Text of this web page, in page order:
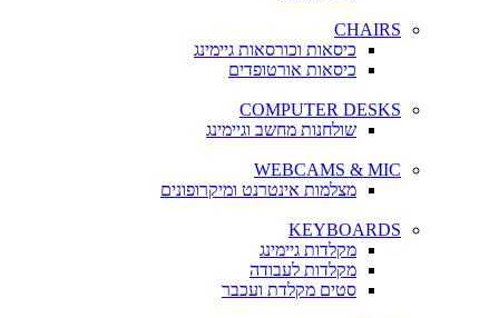
CHAIRS
כיסאות וכורסאות גיימינג
כיסאות אורטופדים
COMPUTER DESKS
שולחנות מחשב וגיימינג
WEBCAMS & MIC
מצלמות אינטרנט ומיקרופונים
KEYBOARDS
מקלדות גיימינג
מקלדות לעבודה
סטים מקלדת ועכבר